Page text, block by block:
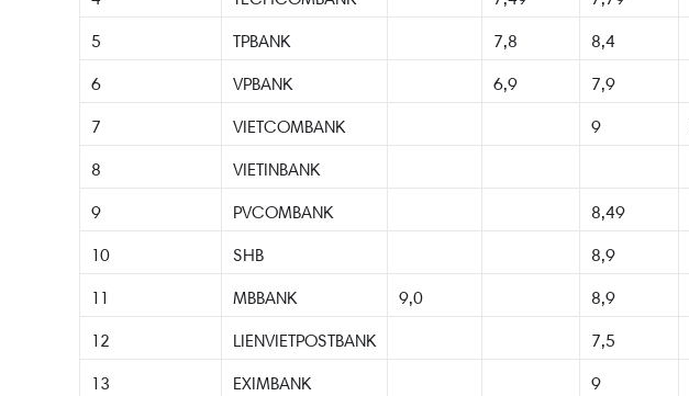
5
TPBANK 7,8 8,4
6
VPBANK 6,9
7,9
7
VIETCOMBANK 9
8
VIETINBANK
9
PVCOMBANK
8,49
10
SHB
8,9
11
MBBANK 9,0
8,9
12
LIENVIETPOSTBANK
7,5
13
EXIMBANK 9